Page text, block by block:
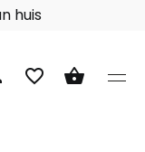
huis
favorite_border shopping_basket